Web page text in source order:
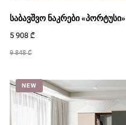
საბავშვო ნაკრები «პორტუსი»
9 848 ₾
5 908 ₾
NEW